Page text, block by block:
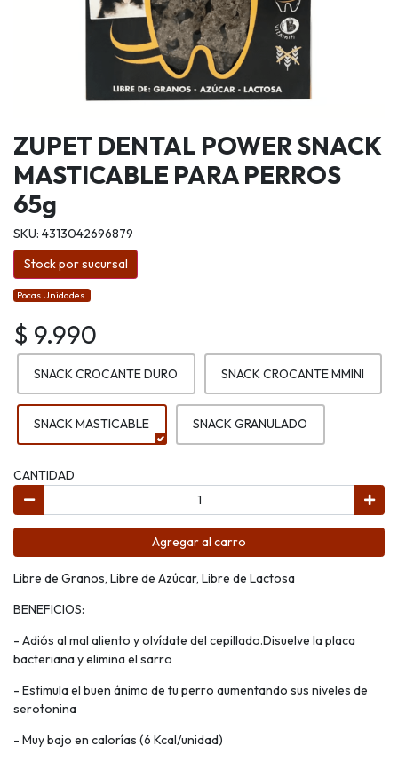
ZUPET DENTAL POWER SNACK
MASTICABLE PARA PERROS
65g
SKU: 4313042696879
Stock por sucursal
Pocas Unidades.
$ 9.990
SNACK CROCANTE DURO SNACK CROCANTE MMINI
SNACK MASTICABLE SNACK GRANULADO
CANTIDAD
Agregar al carro
Libre de Granos, Libre de Azúcar, Libre de Lactosa
BENEFICIOS:
- Adiós al mal aliento y olvídate del cepillado.Disuelve la placa
bacteriana y elimina el sarro
- Estimula el buen ánimo de tu perro aumentando sus niveles de
serotonina
- Muy bajo en calorías (6 Kcal/unidad)